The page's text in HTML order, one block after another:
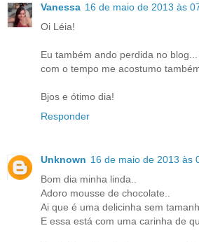
Vanessa 16 de maio de 2013 às
Oi Léia!
Eu também ando perdida no
com o tempo me acostumo
Bjos e ótimo dia!
Responder
Unknown 16 de maio de 2013 às
Bom dia minha linda..
Adoro mousse de chocolate..
Ai que é uma delicinha sem
E essa está com uma carinha de